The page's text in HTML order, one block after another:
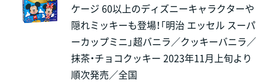
ケージ 60以上のディズニーキャラクターや
隠れミッキーも登場！「明治 エッセル スーパ
ーカップミニ」超バニラ／クッキーバニラ／
抹茶・チョコクッキー 2023年11月上旬より
順次発売／全国